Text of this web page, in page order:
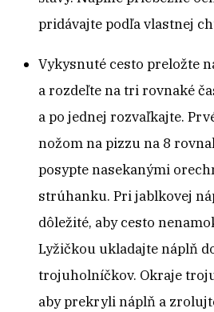
pridávajte podľa vlastnej
Vykysnuté cesto preložte
a rozdeľte na tri rovnaké
a po jednej rozvaľkajte.
nožom na pizzu na 8
posypte nasekanými
strúhanku. Pri jablkovej
dôležité, aby cesto
Lyžičkou ukladajte náplň
trojuholníčkov. Okraje
aby prekryli náplň a